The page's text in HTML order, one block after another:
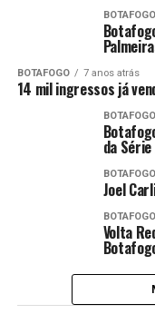
BOTAFOGO
BOTAFOGO 7 anos atrás
14 mil ingressos já
BOTAFOGO
da
BOTAFOGO
Joel
BOTAFOGO
Volta